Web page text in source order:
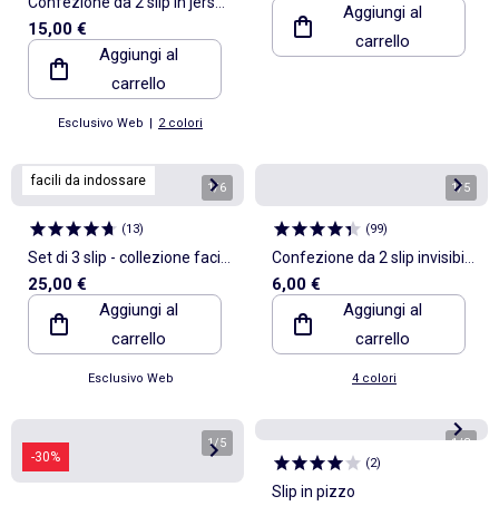
- collezione facile da
indossare
15,00 €
Aggiungi al
carrello
Esclusivo Web | 2 colori
Aggiungi al
carrello
facili da indossare 1/6
(13)
Set di 3 slip - collezione facile
da indossare
25,00 €
Aggiungi al
carrello
Esclusivo Web
1/5
(99)
Confezione da 2 slip invisibili
in microfibra
6,00 €
Aggiungi al
carrello
4 colori
-30%
1/5 1/3
(2)
Slip in pizzo